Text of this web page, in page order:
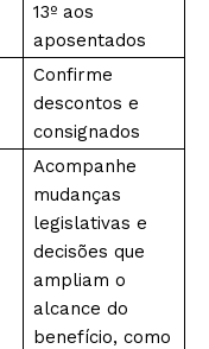
13º aos
aposentados
Confirme
descontos e
consignados
Acompanhe
mudanças
legislativas e
decisões que
ampliam o
alcance do
benefício, como